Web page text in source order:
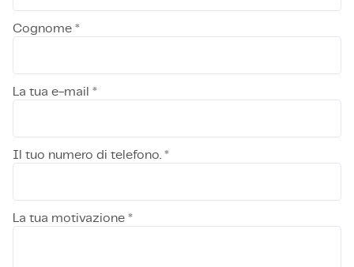
Cognome *
La tua e-mail *
Il tuo numero di telefono. *
La tua motivazione *